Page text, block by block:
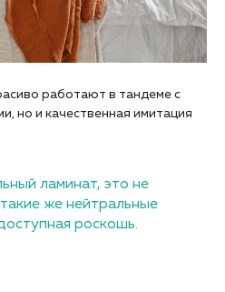
работают в тандеме с
но и качественная имитация
ламинат, это не
же нейтральные
роскошь.